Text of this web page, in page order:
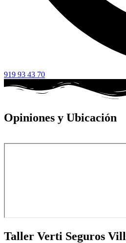
919 93 43 70
Opiniones y Ubicación
Taller Verti Seguros